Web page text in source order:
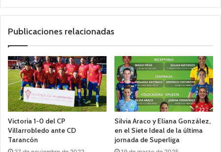
we
Publicaciones relacionadas
Victoria 1-0 del CP
Villarrobledo ante CD
Tarancón
Silvia Araco y Eliana González,
en el Siete Ideal de la última
jornada de Superliga